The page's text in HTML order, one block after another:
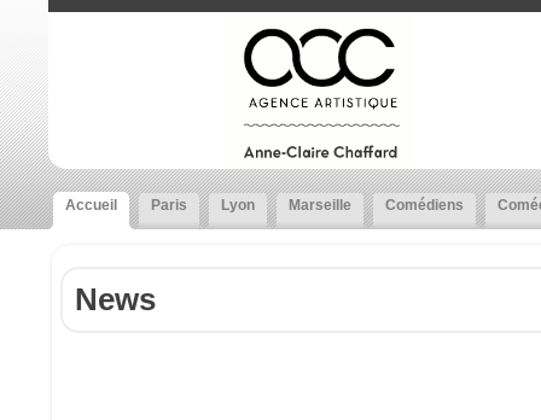
Accueil Paris Lyon Marseille Comédiens
News